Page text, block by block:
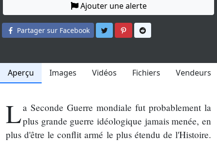
Ajouter une alerte
Partager sur Facebook Partager sur Twitter
Partager sur Pinterest
Aperçu Images Vidéos Fichiers Vendeurs
La Seconde Guerre mondiale fut probablement la
plus grande guerre idéologique jamais menée, en
plus d'être le conflit armé le plus étendu de l'Histoire.